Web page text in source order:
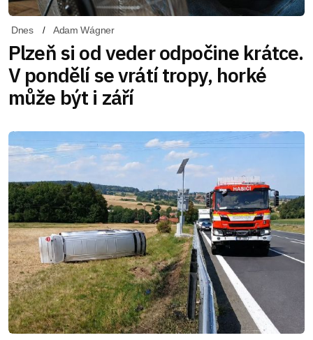
Dnes Adam Wágner
Plzeň si od veder odpočine krátce.
V pondělí se vrátí tropy, horké
může být i září